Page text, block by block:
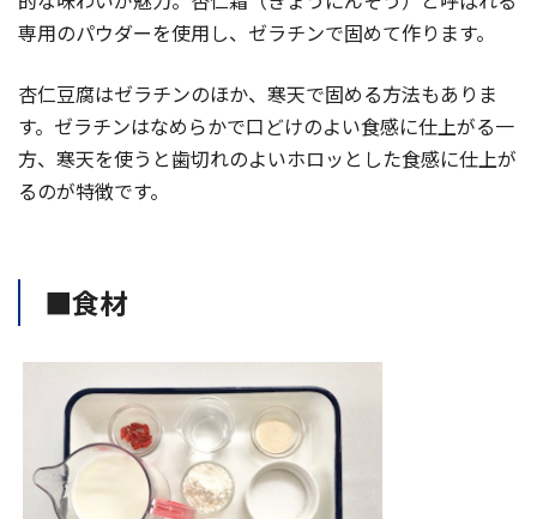
専用のパウダーを使用し、ゼラチンで固めて作ります。
杏仁豆腐はゼラチンのほか、寒天で固める方法もありま
す。ゼラチンはなめらかで口どけのよい食感に仕上がる一
方、寒天を使うと歯切れのよいホロッとした食感に仕上が
るのが特徴です。
■食材